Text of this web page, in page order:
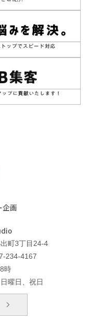
企画
町3丁目24-4
234-4167
時
曜日、祝日